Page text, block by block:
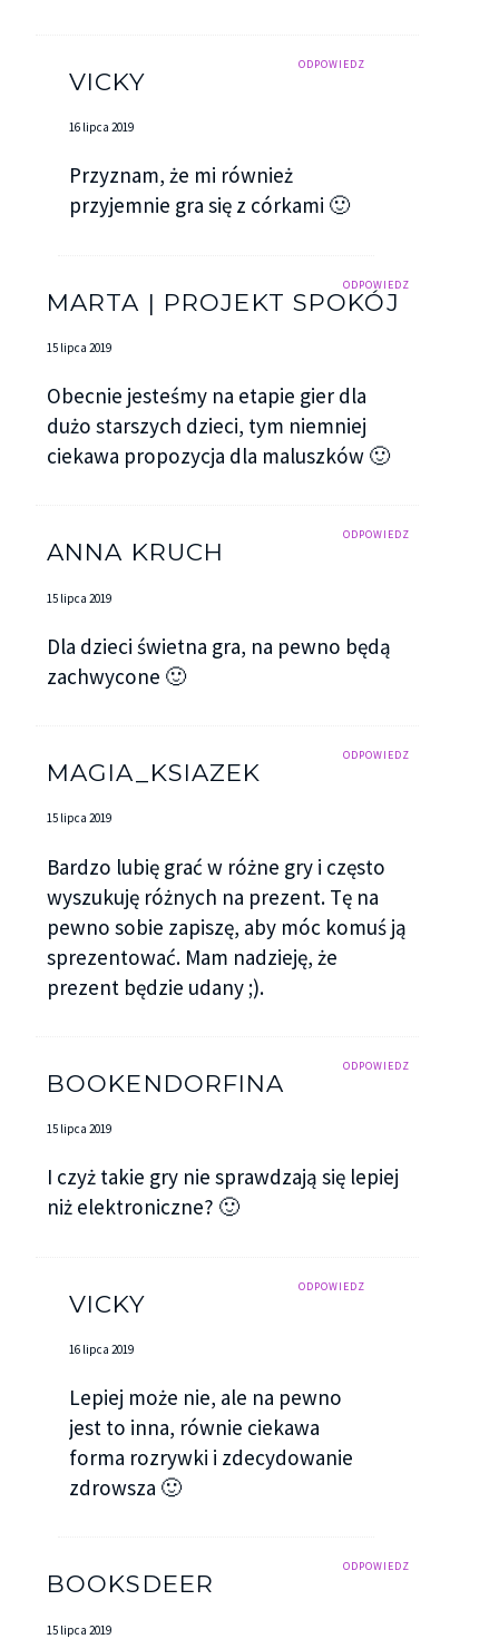
ODPOWIEDZ
VICKY
16 lipca 2019
Przyznam, że mi również
przyjemnie gra się z córkami 🙂
ODPOWIEDZ
MARTA | PROJEKT SPOKÓJ
15 lipca 2019
Obecnie jesteśmy na etapie gier dla
dużo starszych dzieci, tym niemniej
ciekawa propozycja dla maluszków 🙂
ODPOWIEDZ
ANNA KRUCH
15 lipca 2019
Dla dzieci świetna gra, na pewno będą
zachwycone 🙂
ODPOWIEDZ
MAGIA_KSIAZEK
15 lipca 2019
Bardzo lubię grać w różne gry i często
wyszukuję różnych na prezent. Tę na
pewno sobie zapiszę, aby móc komuś ją
sprezentować. Mam nadzieję, że
prezent będzie udany ;).
ODPOWIEDZ
BOOKENDORFINA
15 lipca 2019
I czyż takie gry nie sprawdzają się lepiej
niż elektroniczne? 🙂
ODPOWIEDZ
VICKY
16 lipca 2019
Lepiej może nie, ale na pewno
jest to inna, równie ciekawa
forma rozrywki i zdecydowanie
zdrowsza 🙂
ODPOWIEDZ
BOOKSDEER
15 lipca 2019